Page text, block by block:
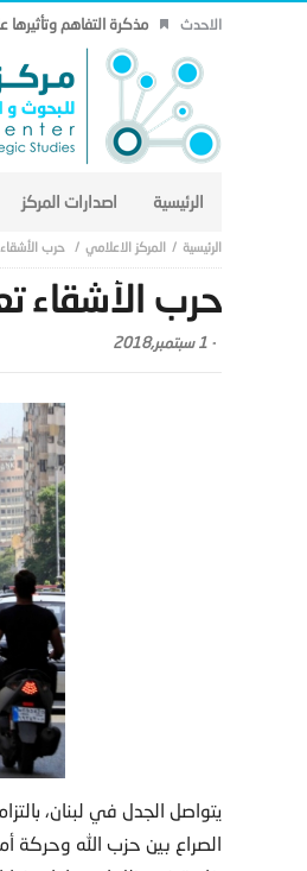
الاحدث مذكرة التفاهم وتأثيرها
الرئيسية اصدارات المركز
المركز الاعلامي حرب
حرب الأشقاء
- 1 سبتمبر,2018
يتواصل الجدل في لبنان،
الصراع بين حزب الله وحركة